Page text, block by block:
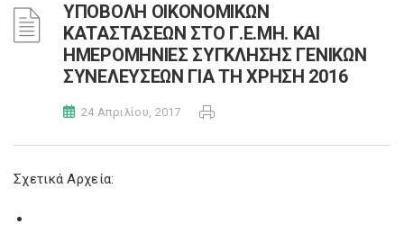
ΥΠΟΒΟΛΗ ΟΙΚΟΝΟΜΙΚΩΝ
ΚΑΤΑΣΤΑΣΕΩΝ ΣΤΟ Γ.Ε.ΜΗ. ΚΑΙ
ΗΜΕΡΟΜΗΝΙΕΣ ΣΥΓΚΛΗΣΗΣ ΓΕΝΙΚΩΝ
ΣΥΝΕΛΕΥΣΕΩΝ ΓΙΑ ΤΗ ΧΡΗΣΗ 2016
24 Απριλίου, 2017
Σχετικά Αρχεία: